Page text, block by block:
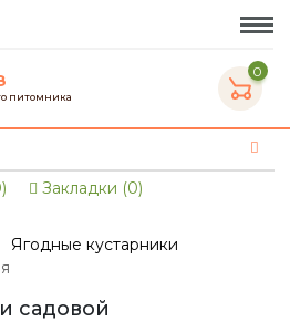
питомника
0
Закладки (0)
Ягодные кустарники
садовой